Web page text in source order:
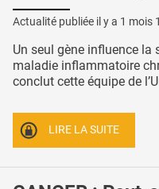
Actualité publiée il y a 1 mois
Un seul gène influence la
maladie inflammatoire
conclut cette équipe de
LIRE LA SUITE